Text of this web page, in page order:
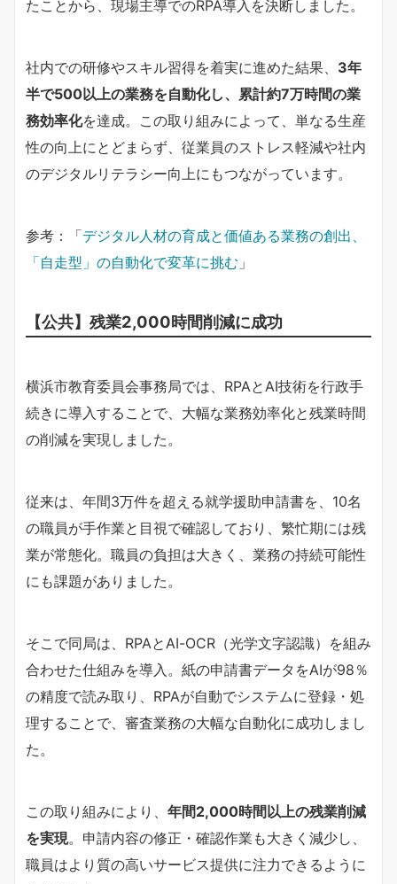
たことから、現場主導でのRPA導入を決断しました。
社内での研修やスキル習得を着実に進めた結果、 3年
半で500以上の業務を自動化し、累計約7万時間の業
務効率化を達成。この取り組みによって、単なる生産
性の向上にとどまらず、従業員のストレス軽減や社内
のデジタルリテラシー向上にもつながっています。
参考：「デジタル人材の育成と価値ある業務の創出、
「自走型」の自動化で変革に挑む 」
【公共】残業2,000時間削減に成功
横浜市教育委員会事務局では、RPAとAI技術を行政手
続きに導入することで、大幅な業務効率化と残業時間
の削減を実現しました。
従来は、年間3万件を超える就学援助申請書を、10名
の職員が手作業と目視で確認しており、繁忙期には残
業が常態化。職員の負担は大きく、業務の持続可能性
にも課題がありました。
そこで同局は、RPAとAI-OCR（光学文字認識）を組み
合わせた仕組みを導入。紙の申請書データをAIが98％
の精度で読み取り、RPAが自動でシステムに登録・処
理することで、審査業務の大幅な自動化に成功しまし
た。
この取り組みにより、 年間2,000時間以上の残業削減
を実現。申請内容の修正・確認作業も大きく減少し、
職員はより質の高いサービス提供に注力できるように